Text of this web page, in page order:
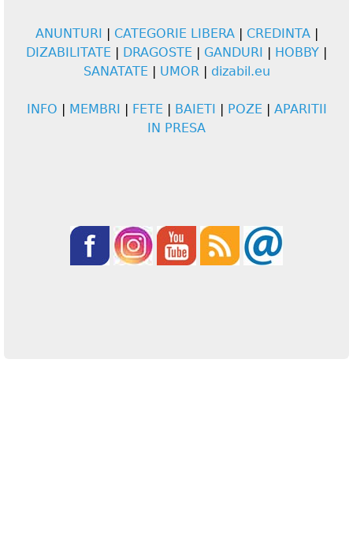
ANUNTURI CATEGORIE LIBERA| CREDINTA|
DIZABILITATE
DRAGOSTE GANDURI HOBBY
SANATATE
UMOR| dizabil.eu
INFO MEMBRI FETE BAIETI POZE
APARITII
IN PRESA